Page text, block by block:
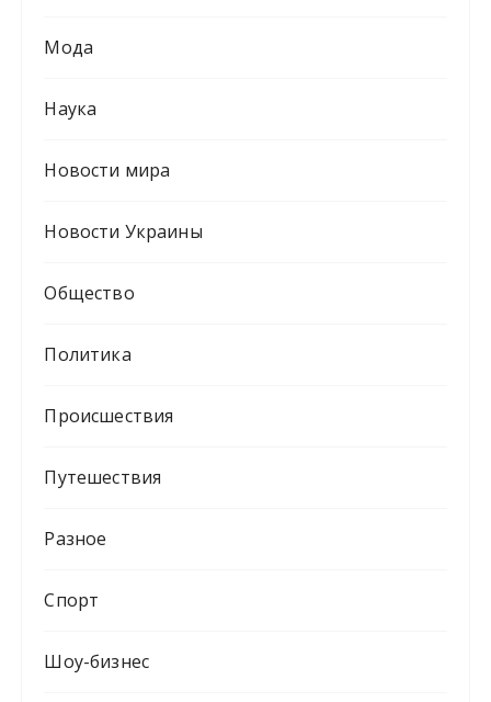
Мода
Наука
Новости мира
Новости Украины
Общество
Политика
Происшествия
Путешествия
Разное
Спорт
Шоу-бизнес